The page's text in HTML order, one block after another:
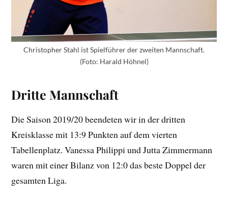
Christopher Stahl ist Spielführer der zweiten Mannschaft.
(Foto: Harald Höhnel)
Dritte Mannschaft
Die Saison 2019/20 beendeten wir in der dritten
Kreisklasse mit 13:9 Punkten auf dem vierten
Tabellenplatz. Vanessa Philippi und Jutta Zimmermann
waren mit einer Bilanz von 12:0 das beste Doppel der
gesamten Liga.